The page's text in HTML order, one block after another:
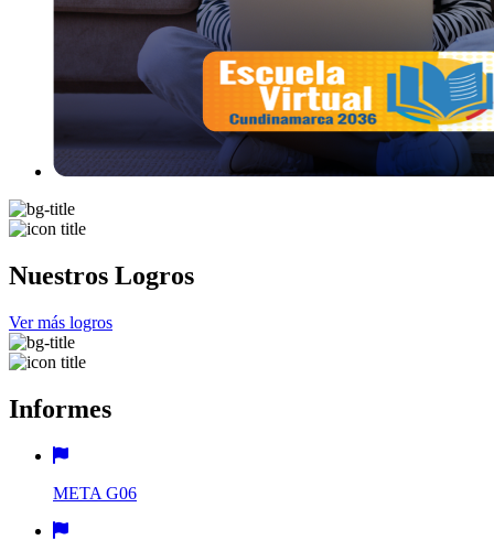
Nuestros Logros
Ver más logros
Informes
META G06